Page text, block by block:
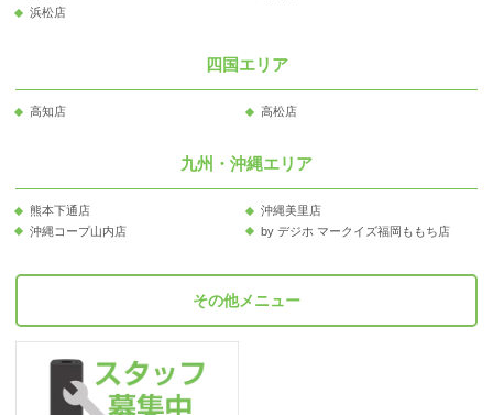
浜松店
四国エリア
高知店 高松店
九州・沖縄エリア
熊本下通店
沖縄美里店
沖縄コープ山内店
by デジホ マークイズ福岡ももち店
その他メニュー